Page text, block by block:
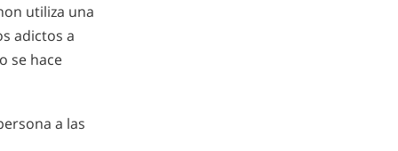
utiliza una
adictos a
se hace
a las